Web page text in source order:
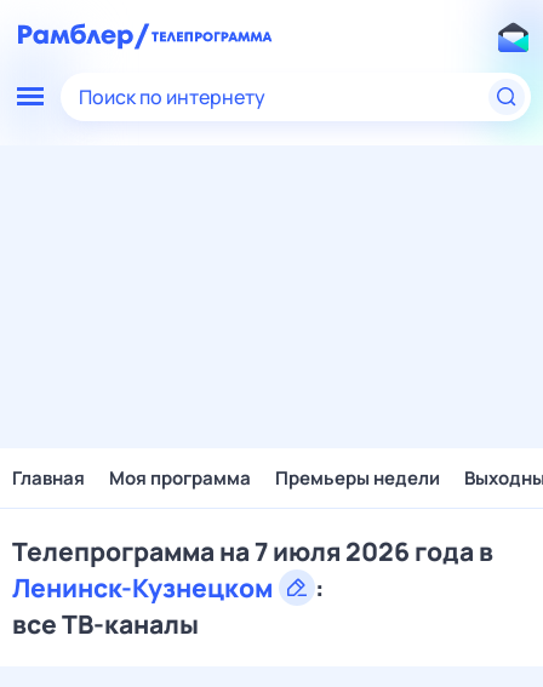
Поиск по интернету
Главная Моя программа Премьеры недели
Телепрограмма на 7 июля 2026 года в
Ленинск-Кузнецком
:
все ТВ-каналы